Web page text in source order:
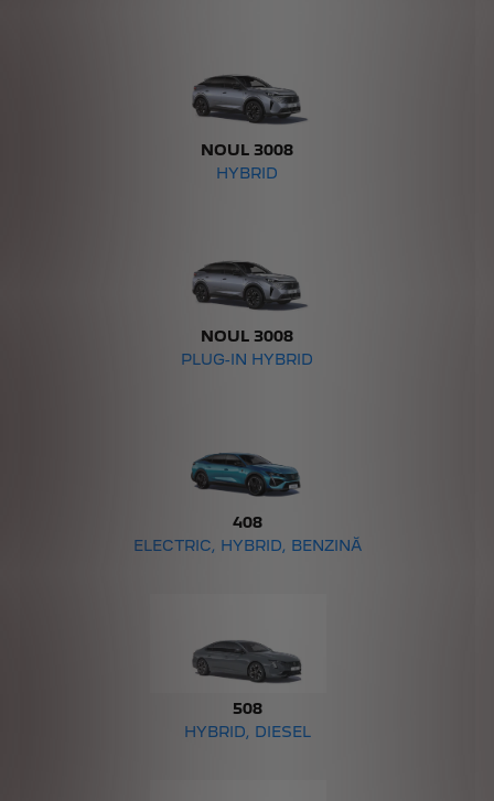
NOUL 3008
HYBRID
NOUL 3008
PLUG-IN HYBRID
408
ELECTRIC, HYBRID, BENZINĂ
508
HYBRID, DIESEL